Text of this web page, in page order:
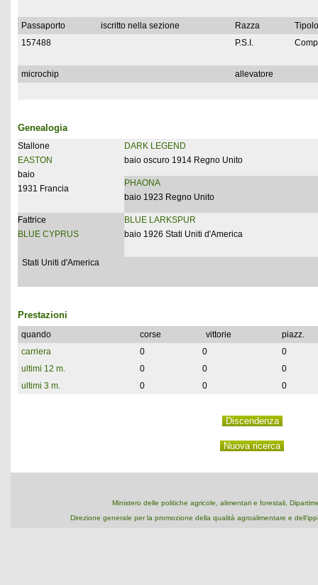
Passaporto iscritto nella sezione Razza
157488
P.S.I.
microchip allevatore
Genealogia
Stallone
EASTON
baio
1931 Francia
DARK LEGEND
baio oscuro 1914 Regno Unito
PHAONA
baio 1923 Regno Unito
Fattrice
BLUE CYPRUS
Stati Uniti d'America
BLUE LARKSPUR
baio 1926 Stati Uniti d'America
Prestazioni
quando corse vittorie
piazz.
carriera
0 0
0
ultimi 12 m.
0 0
0
ultimi 3 m.
0 0 0
Ministero delle politiche agricole, alimentari e forestali,
Direzione generale per la promozione della qualità agroalimentare e